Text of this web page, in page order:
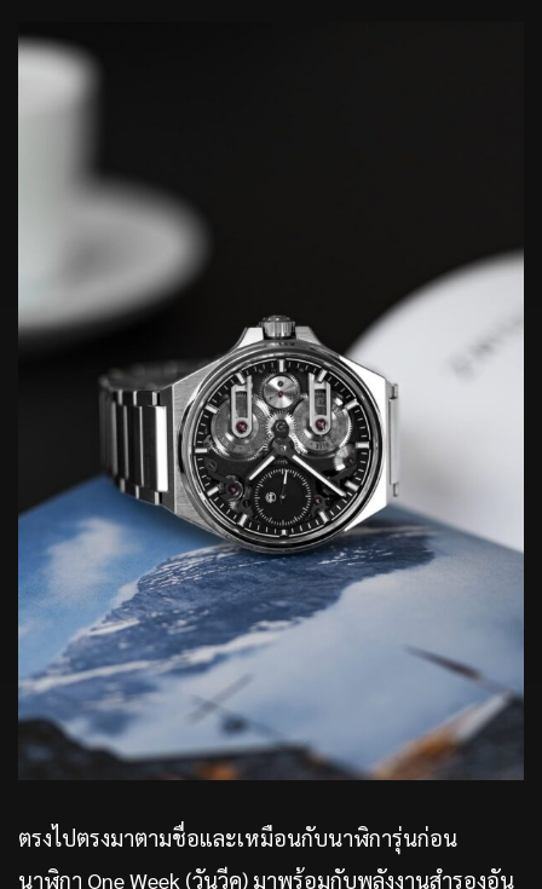
ตรงไปตรงมาตามชื่อและเหมือนกับนาฬิการุ่นก่อน
นาฬิกา One Week (วันวีค) มาพร้อมกับพลังงานสำรองอัน